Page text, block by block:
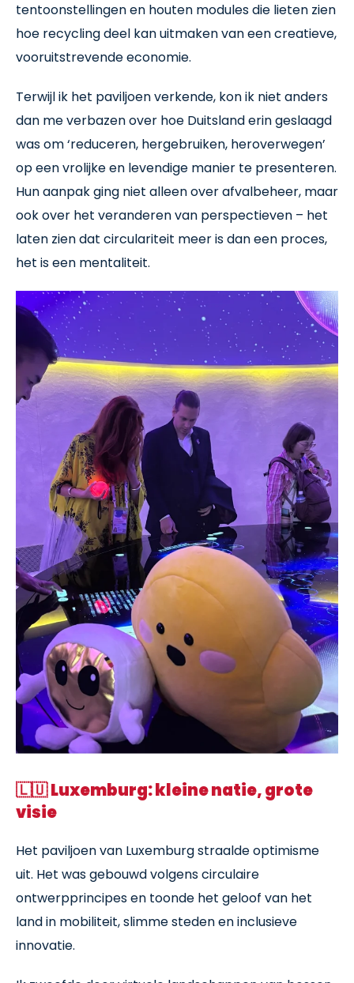
tentoonstellingen en houten modules die lieten zien
hoe recycling deel kan uitmaken van een creatieve,
vooruitstrevende economie.
Terwijl ik het paviljoen verkende, kon ik niet anders
dan me verbazen over hoe Duitsland erin geslaagd
was om ‘reduceren, hergebruiken, heroverwegen’
op een vrolijke en levendige manier te presenteren.
Hun aanpak ging niet alleen over afvalbeheer, maar
ook over het veranderen van perspectieven – het
laten zien dat circulariteit meer is dan een proces,
het is een mentaliteit.
🇱🇺Luxemburg: kleine natie, grote
visie
Het paviljoen van Luxemburg straalde optimisme
uit. Het was gebouwd volgens circulaire
ontwerpprincipes en toonde het geloof van het
land in mobiliteit, slimme steden en inclusieve
innovatie.